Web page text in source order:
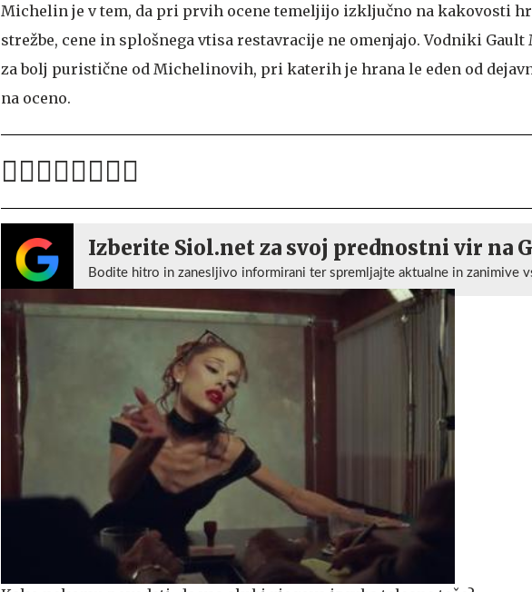
Michelin je v tem, da pri prvih ocene temeljijo izključno na kakovosti
strežbe, cene in splošnega vtisa restavracije ne omenjajo. Vodniki
za bolj puristične od Michelinovih, pri katerih je hrana le eden od
na oceno.
Izberite Siol.net za svoj prednostni vir na
Bodite hitro in zanesljivo informirani ter spremljajte aktualne in zanimive